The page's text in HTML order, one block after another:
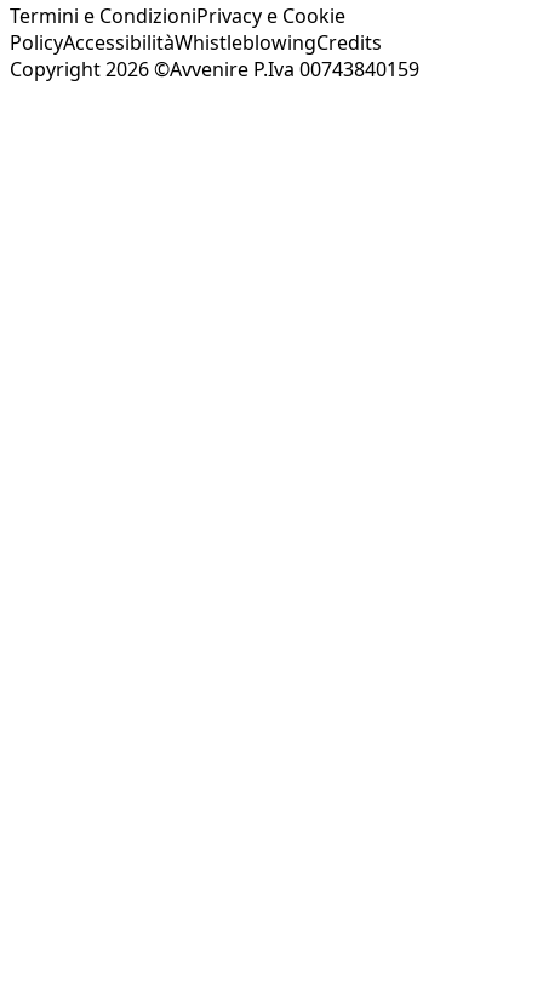
Termini e CondizioniPrivacy e Cookie
PolicyAccessibilitàWhistleblowingCredits
Copyright 2026 ©Avvenire P.Iva 00743840159